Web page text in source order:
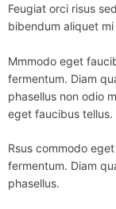
Feugiat orci risus
bibendum aliquet
Mmmodo eget
fermentum. Diam
phasellus non odio
eget faucibus tellus.
Rsus commodo
fermentum. Diam
phasellus.